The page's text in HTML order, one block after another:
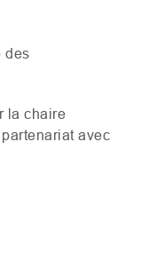
des
la chaire
avec